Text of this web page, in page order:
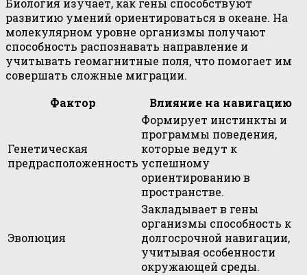
Биология изучает, как гены способствуют
развитию умений ориентироваться в океане. На
молекулярном уровне организмы получают
способность распознавать направление и
учитывать геомагнитные поля, что помогает им
совершать сложные миграции.
Фактор
Влияние на навигацию
Генетическая
предрасположенность
Формирует инстинкты и
программы поведения,
которые ведут к
успешному
ориентированию в
пространстве.
Эволюция
Закладывает в гены
организмы способность к
долгосрочной навигации,
учитывая особенности
окружающей среды.